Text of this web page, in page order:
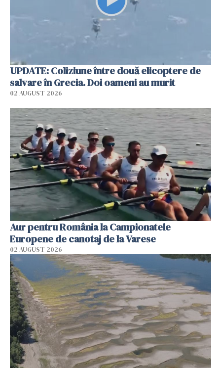
UPDATE: Coliziune între două elicoptere de
salvare în Grecia. Doi oameni au murit
02 AUGUST 2026
Aur pentru România la Campionatele
Europene de canotaj de la Varese
02 AUGUST 2026